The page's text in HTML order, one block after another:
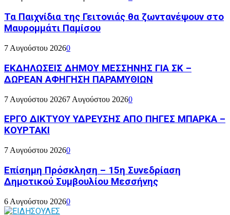
Τα Παιχνίδια της Γειτονιάς θα ζωντανέψουν στο
Μαυρομμάτι Παμίσου
7 Αυγούστου 20260
ΕΚΔΗΛΩΣΕΙΣ ΔΗΜΟΥ ΜΕΣΣΗΝΗΣ ΓΙΑ ΣΚ –
ΔΩΡΕΑΝ ΑΦΗΓΗΣΗ ΠΑΡΑΜΥΘΙΩΝ
7 Αυγούστου 20267 Αυγούστου 20260
ΕΡΓΟ ΔΙΚΤΥΟΥ ΥΔΡΕΥΣΗΣ ΑΠΟ ΠΗΓΕΣ ΜΠΑΡΚΑ –
ΚΟΥΡΤΑΚΙ
7 Αυγούστου 20260
Επίσημη Πρόσκληση – 15η Συνεδρίαση
Δημοτικού Συμβουλίου Μεσσήνης
6 Αυγούστου 20260